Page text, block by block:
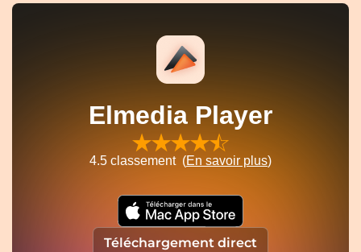
Elmedia Player
4.5 classement (En savoir plus)
Téléchargement direct